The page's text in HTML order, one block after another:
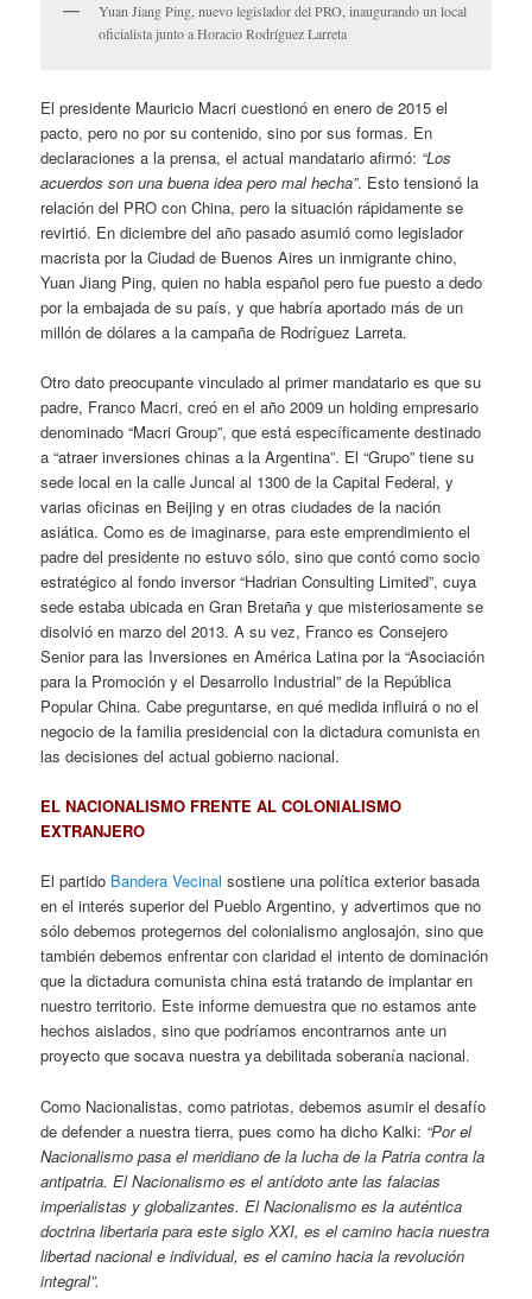
Yuan Jiang Ping, nuevo legislador del PRO, inaugurando un local
oficialista junto a Horacio Rodríguez Larreta
El presidente Mauricio Macri cuestionó en enero de 2015 el
pacto, pero no por su contenido, sino por sus formas. En
declaraciones a la prensa, el actual mandatario afirmó: “Los
acuerdos son una buena idea pero mal hecha”. Esto tensionó la
relación del PRO con China, pero la situación rápidamente se
revirtió. En diciembre del año pasado asumió como legislador
macrista por la Ciudad de Buenos Aires un inmigrante chino,
Yuan Jiang Ping, quien no habla español pero fue puesto a dedo
por la embajada de su país, y que habría aportado más de un
millón de dólares a la campaña de Rodríguez Larreta.
Otro dato preocupante vinculado al primer mandatario es que su
padre, Franco Macri, creó en el año 2009 un holding empresario
denominado “Macri Group”, que está específicamente destinado
a “atraer inversiones chinas a la Argentina”. El “Grupo” tiene su
sede local en la calle Juncal al 1300 de la Capital Federal, y
varias oficinas en Beijing y en otras ciudades de la nación
asiática. Como es de imaginarse, para este emprendimiento el
padre del presidente no estuvo sólo, sino que contó como socio
estratégico al fondo inversor “Hadrian Consulting Limited”, cuya
sede estaba ubicada en Gran Bretaña y que misteriosamente se
disolvió en marzo del 2013. A su vez, Franco es Consejero
Senior para las Inversiones en América Latina por la “Asociación
para la Promoción y el Desarrollo Industrial” de la República
Popular China. Cabe preguntarse, en qué medida influirá o no el
negocio de la familia presidencial con la dictadura comunista en
las decisiones del actual gobierno nacional.
EL NACIONALISMO FRENTE AL COLONIALISMO
EXTRANJERO
El partido Bandera Vecinal sostiene una política exterior basada
en el interés superior del Pueblo Argentino, y advertimos que no
sólo debemos protegernos del colonialismo anglosajón, sino que
también debemos enfrentar con claridad el intento de dominación
que la dictadura comunista china está tratando de implantar en
nuestro territorio. Este informe demuestra que no estamos ante
hechos aislados, sino que podríamos encontrarnos ante un
proyecto que socava nuestra ya debilitada soberanía nacional.
Como Nacionalistas, como patriotas, debemos asumir el desafío
de defender a nuestra tierra, pues como ha dicho Kalki: “Por el
Nacionalismo pasa el meridiano de la lucha de la Patria contra la
antipatria. El Nacionalismo es el antídoto ante las falacias
imperialistas y globalizantes. El Nacionalismo es la auténtica
doctrina libertaria para este siglo XXI, es el camino hacia nuestra
libertad nacional e individual, es el camino hacia la revolución
integral”.